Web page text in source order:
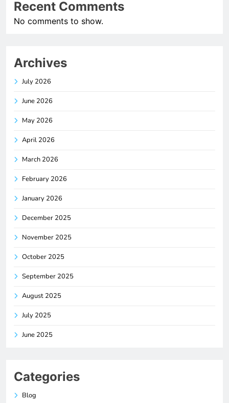
Recent Comments
No comments to show.
Archives
July 2026
June 2026
May 2026
April 2026
March 2026
February 2026
January 2026
December 2025
November 2025
October 2025
September 2025
August 2025
July 2025
June 2025
Categories
Blog